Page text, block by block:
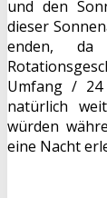
und den
dieser
enden, da
Umfang /
natürlich
würden
eine Nacht